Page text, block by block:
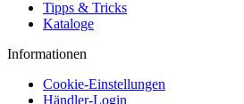
Tipps & Tricks
Kataloge
Informationen
Cookie-Einstellungen
Händler-Login